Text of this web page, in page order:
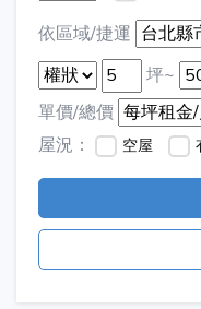
依區域/捷運
坪~
單價/總價
屋況：
空屋